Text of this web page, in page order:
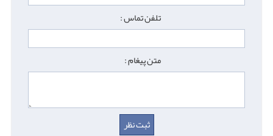
تلفن تماس :
متن پیغام :